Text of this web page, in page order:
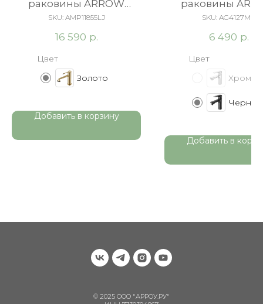
раковины ARROW
AMP11855LJ золото
SKU: AMP11855LJ
16 590 р.
Цвет
Золото
Добавить в корзину
раковины
AG4127CP
SKU: AG4127MB
6 490 р.
Цвет
Хром
Черный
Добавить в
© 2025 ООО "АРРОУ.РУ"